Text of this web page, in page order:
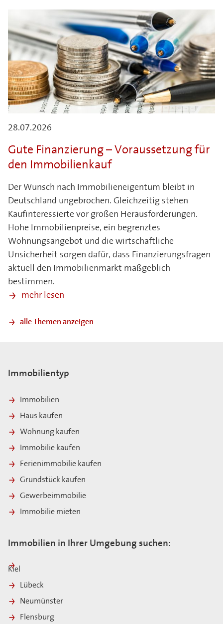
28.07.2026
Gute Finanzierung – Voraussetzung für
den Immobilienkauf
Der Wunsch nach Immobilieneigentum bleibt in
Deutschland ungebrochen. Gleichzeitig stehen
Kaufinteressierte vor großen Herausforderungen.
Hohe Immobilienpreise, ein begrenztes
Wohnungsangebot und die wirtschaftliche
Unsicherheit sorgen dafür, dass Finanzierungsfragen
aktuell den Immobilienmarkt maßgeblich
bestimmen.
mehr lesen
alle Themen anzeigen
Immobilientyp
Immobilien
Haus kaufen
Wohnung kaufen
Immobilie kaufen
Ferienimmobilie kaufen
Grundstück kaufen
Gewerbeimmobilie
Immobilie mieten
Immobilien in Ihrer Umgebung suchen:
Kiel
Lübeck
Neumünster
Flensburg